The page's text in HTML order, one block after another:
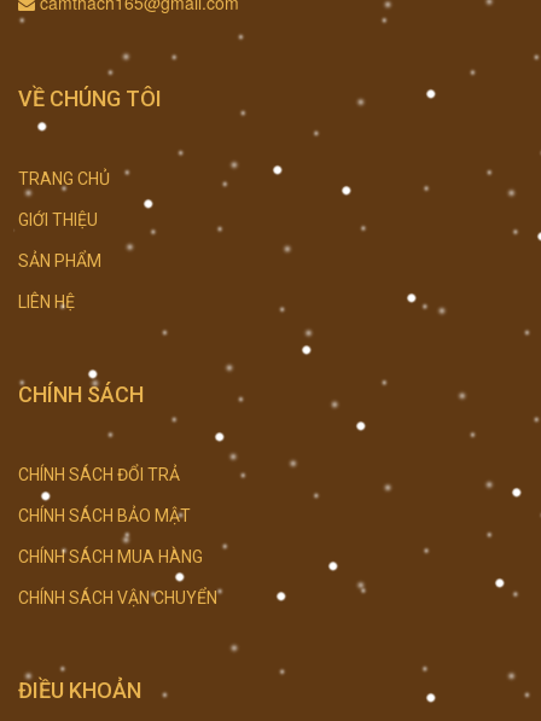
VỀ CHÚNG TÔI
TRANG CHỦ
GIỚI THIỆU
SẢN PHẨM
LIÊN HỆ
CHÍNH SÁCH
CHÍNH SÁCH ĐỔI TRẢ
CHÍNH SÁCH BẢO MẬT
CHÍNH SÁCH MUA HÀNG
CHÍNH SÁCH VẬN CHUYỂN
ĐIỀU KHOẢN